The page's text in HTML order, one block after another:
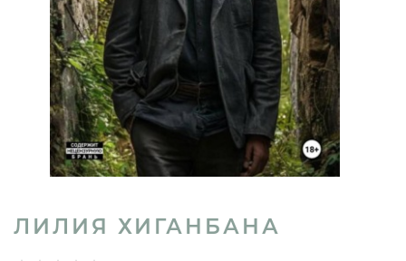
ЛИЛИЯ ХИГАНБАНА